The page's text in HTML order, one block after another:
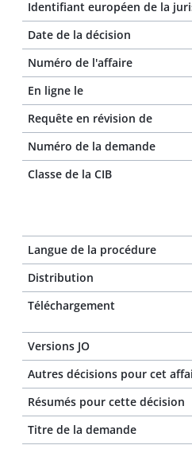
Identifiant européen de la
Date de la décision
Numéro de l'affaire
En ligne le
Requête en révision de
Numéro de la demande
Classe de la CIB
Langue de la procédure
Distribution
Téléchargement
Versions JO
Autres décisions pour cet
Résumés pour cette décision
Titre de la demande